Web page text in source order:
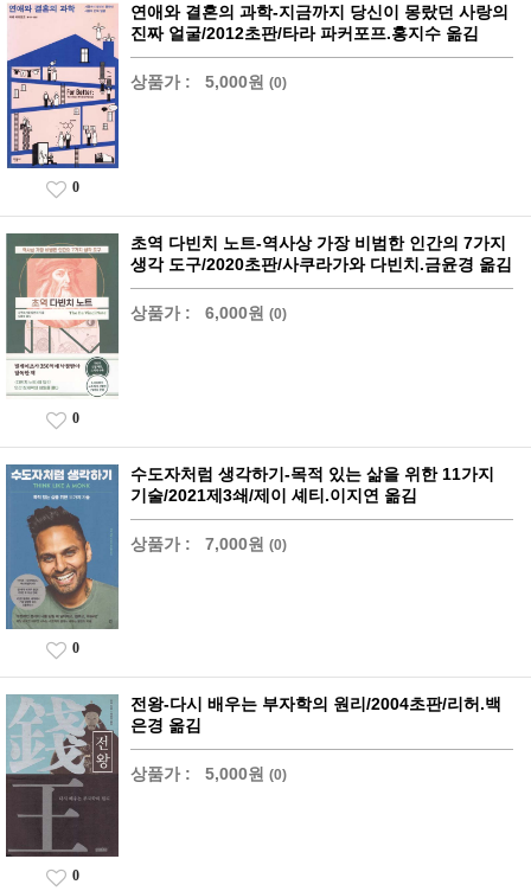
연애와 결혼의 과학-지금까지 당신이 몽랐던 사랑의
진짜 얼굴/2012초판/타라 파커포프.홍지수 옮김
상품가 : 5,000원 (0)
0
초역 다빈치 노트-역사상 가장 비범한 인간의 7가지
생각 도구/2020초판/사쿠라가와 다빈치.금윤경 옮김
상품가 : 6,000원 (0)
0
수도자처럼 생각하기-목적 있는 삶을 위한 11가지
기술/2021제3쇄/제이 셰티.이지연 옮김
상품가 : 7,000원 (0)
0
전왕-다시 배우는 부자학의 원리/2004초판/리허.백
은경 옮김
상품가 : 5,000원 (0)
0